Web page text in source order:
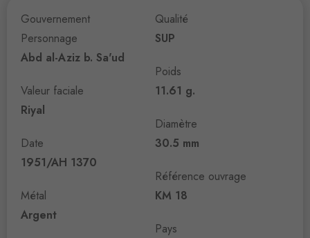
Gouvernement
Personnage
Abd al-Aziz b. Sa'ud
Valeur faciale
Riyal
Date
1951/AH 1370
Métal
Argent
Qualité
SUP
Poids
11.61 g.
Diamètre
30.5 mm
Référence ouvrage
KM 18
Pays